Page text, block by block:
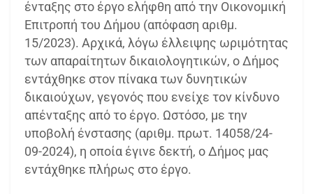
ένταξης στο έργο ελήφθη από την Οικονομική
Επιτροπή του Δήμου (απόφαση αριθμ.
15/2023). Αρχικά, λόγω έλλειψης ωριμότητας
των απαραίτητων δικαιολογητικών, ο Δήμος
εντάχθηκε στον πίνακα των δυνητικών
δικαιούχων, γεγονός που ενείχε τον κίνδυνο
απένταξης από το έργο. Ωστόσο, με την
υποβολή ένστασης (αριθμ. πρωτ. 14058/24-
09-2024), η οποία έγινε δεκτή, ο Δήμος μας
εντάχθηκε πλήρως στο έργο.